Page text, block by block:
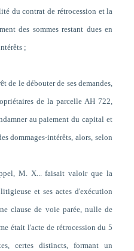
du contrat de rétrocession et la
des sommes restant dues en
;
de le débouter de ses demandes,
de la parcelle AH 722,
au paiement du capital et
dommages-intérêts, alors, selon
M. X... faisait valoir que la
et ses actes d'exécution
clause de voie parée, nulle de
était l'acte de rétrocession du 5
certes distincts, formant un